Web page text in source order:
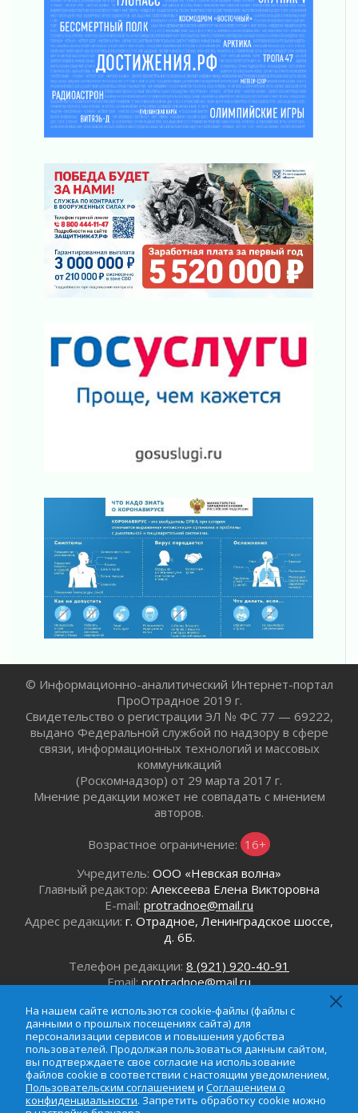
Один в поле — не воин
01 августа 2026
Пик топливного кризиса в регионе прошёл
31 июля 2026
О мужестве, долге и стойкости
31 июля 2026
Ленинградцы — бойцам «Барс-Ленинградец»
31 июля 2026
Маршрутами будущего — к заветной цели
31 июля 2026
«Корвет» на страже
31 июля 2026
Правила для жизни
31 июля 2026
С рабочим визитом
кораблик Памяти»
31 июля 2026
Новые возможности для творчества
31 июля 2026
За сухими цифрами — реальная жизнь
От инженера-создателя к волонтёрам
Генеральная репетиция векового юбилея
Открытое сердце и стремление делать добро
31 июля 2026
Давайте разберемся!
30 июля 2026
Круглую ригу в Гатчине отреставрируют в
2027 году
© Информационно-аналитический Интернет-портал
ПроОтрадное 2019 г.
Свидетельство о регистрации ЭЛ № ФС 77 — 69222,
выдано Федеральной службой по надзору в сфере
связи, информационных технологий и массовых
коммуникаций
(Роскомнадзор) от 29 марта 2017 г.
Мнение редакции может не совпадать с мнением
авторов.
Возрастное ограничение: 16+
Учредитель: ООО «Невская волна»
Главный редактор: Алексеева Елена Викторовна
E-mail: protradnoe@mail.ru
Адрес редакции: г. Отрадное, Ленинградское шоссе,
д. 6Б.
Телефон редакции: 8 (921) 920-40-91
Email:protradnoe@mail.ru
Email:reklamaprotradnoe@mail.ru
На нашем сайте использются cookie-файлы (файлы с
данными о прошлых посещениях сайта) для
персонализации сервисов и повышения удобства
пользователей. Продолжая пользоваться данным сайтом,
вы подтверждаете свое согласие на использование
файлов cookie в соответствии с настоящим уведомлением,
Пользовательским соглашением и Соглашением о
конфиденциальности. Запретить обработку cookie можно